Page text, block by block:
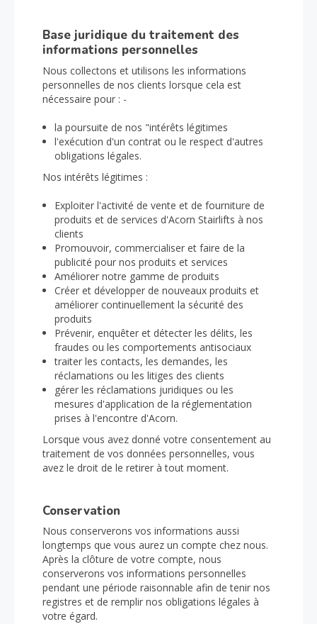
Base juridique du traitement des
informations personnelles
Nous collectons et utilisons les informations
personnelles de nos clients lorsque cela est
nécessaire pour : -
la poursuite de nos "intérêts légitimes
l'exécution d'un contrat ou le respect d'autres
obligations légales.
Nos intérêts légitimes :
Exploiter l'activité de vente et de fourniture de
produits et de services d'Acorn Stairlifts à nos
clients
Promouvoir, commercialiser et faire de la
publicité pour nos produits et services
Améliorer notre gamme de produits
Créer et développer de nouveaux produits et
améliorer continuellement la sécurité des
produits
Prévenir, enquêter et détecter les délits, les
fraudes ou les comportements antisociaux
traiter les contacts, les demandes, les
réclamations ou les litiges des clients
gérer les réclamations juridiques ou les
mesures d'application de la réglementation
prises à l'encontre d'Acorn.
Lorsque vous avez donné votre consentement au
traitement de vos données personnelles, vous
avez le droit de le retirer à tout moment.
Conservation
Nous conserverons vos informations aussi
longtemps que vous aurez un compte chez nous.
Après la clôture de votre compte, nous
conserverons vos informations personnelles
pendant une période raisonnable afin de tenir nos
registres et de remplir nos obligations légales à
votre égard.